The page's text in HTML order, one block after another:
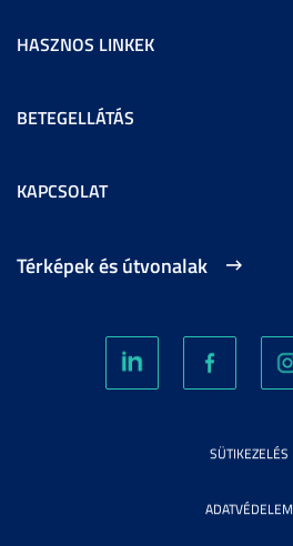
HASZNOS LINKEK
BETEGELLÁTÁS
KAPCSOLAT
Térképek és útvonalak
SÜTIKEZELÉS
ADATVÉDELEM